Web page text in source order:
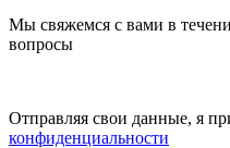
Мы свяжемся с вами в
вопросы
Отправляя свои данные, я
конфиденциальности